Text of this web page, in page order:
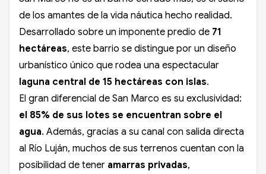
de los amantes de la vida náutica hecho realidad.
Desarrollado sobre un imponente predio de 71
hectáreas, este barrio se distingue por un diseño
urbanístico único que rodea una espectacular
laguna central de 15 hectáreas con islas.
El gran diferencial de San Marco es su exclusividad:
el 85% de sus lotes se encuentran sobre el
agua. Además, gracias a su canal con salida directa
al Río Luján, muchos de sus terrenos cuentan con la
posibilidad de tener amarras privadas,